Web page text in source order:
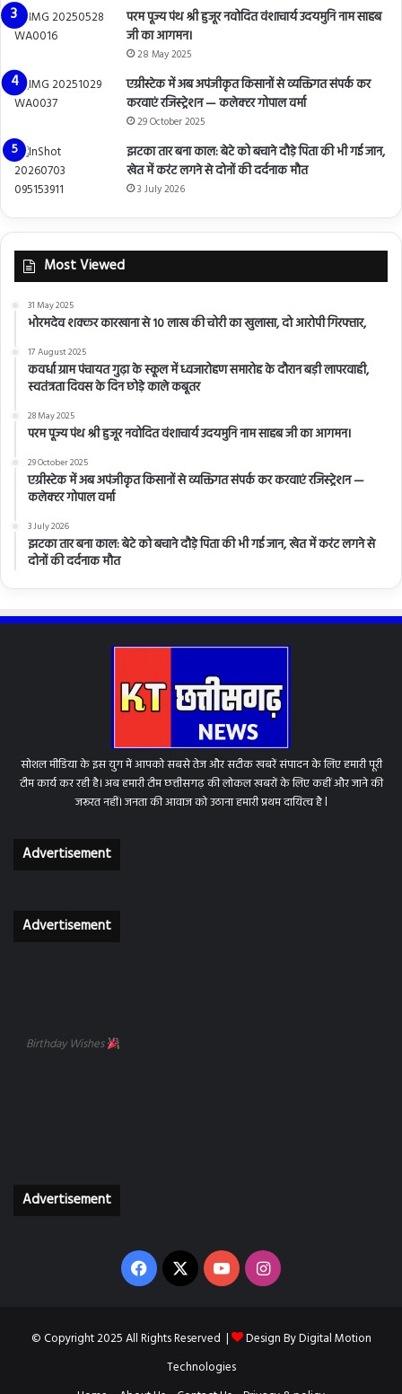
परम पूज्य पंथ श्री हुजूर नवोदित वंशाचार्य उदयमुनि नाम साहब
जी का आगमन।
28 May 2025
एग्रीस्टेक में अब अपंजीकृत किसानों से व्यक्तिगत संपर्क कर
करवाएं रजिस्ट्रेशन — कलेक्टर गोपाल वर्मा
29 October 2025
झटका तार बना काल: बेटे को बचाने दौड़े पिता की भी गई जान,
खेत में करंट लगने से दोनों की दर्दनाक मौत
3 July 2026
Most Viewed
31 May 2025
भोरमदेव शक्कर कारखाना से 10 लाख की चोरी का खुलासा, दो आरोपी गिरफ्तार,
17 August 2025
कवर्धा ग्राम पंचायत गुढ़ा के स्कूल में ध्वजारोहण समारोह के दौरान बड़ी लापरवाही,
स्वतंत्रता दिवस के दिन छोड़े काले कबूतर
28 May 2025
परम पूज्य पंथ श्री हुजूर नवोदित वंशाचार्य उदयमुनि नाम साहब जी का आगमन।
29 October 2025
एग्रीस्टेक में अब अपंजीकृत किसानों से व्यक्तिगत संपर्क कर करवाएं रजिस्ट्रेशन —
कलेक्टर गोपाल वर्मा
3 July 2026
झटका तार बना काल: बेटे को बचाने दौड़े पिता की भी गई जान, खेत में करंट लगने से
दोनों की दर्दनाक मौत
सोशल मीडिया के इस युग में आपको सबसे तेज और सटीक खबरें संपादन के लिए हमारी पूरी
टीम कार्य कर रही है। अब हमारी टीम छत्तीसगढ़ की लोकल खबरों के लिए कहीं और जाने की
जरूरत नहीं। जनता की आवाज को उठाना हमारी प्रथम दायित्व है l
Advertisement
Advertisement
Birthday Wishes
Advertisement
Facebook
X YouTubeInstagram
© Copyright 2025 All Rights Reserved | Design ByDigital Motion
Technologies